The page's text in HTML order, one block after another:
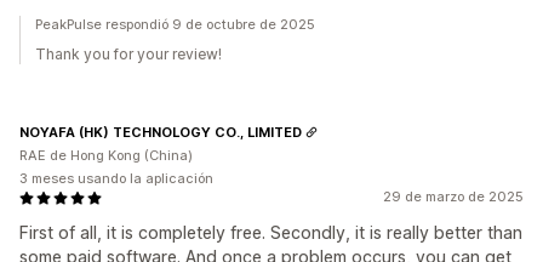
PeakPulse respondió 9 de octubre de 2025
Thank you for your review!
29 de marzo de 2025
First of all, it is completely free. Secondly, it is really better than
some paid software. And once a problem occurs, you can get
NOYAFA (HK) TECHNOLOGY CO., LIMITED
RAE de Hong Kong (China)
3 meses usando la aplicación